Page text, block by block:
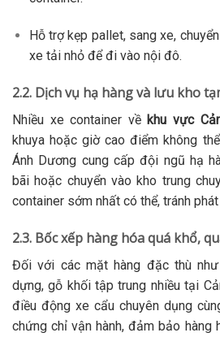
Hỗ trợ kẹp pallet, sang xe,
xe tải nhỏ để đi vào nội đô.
2.2. Dịch vụ hạ hàng và lưu kho
Nhiều xe container về khu vực
khuya hoặc giờ cao điểm không
Ánh Dương cung cấp đội ngũ hạ
bãi hoặc chuyển vào kho trung
container sớm nhất có thể, tránh
2.3. Bốc xếp hàng hóa quá khổ,
Đối với các mặt hàng đặc thù
dựng, gỗ khối tập trung nhiều tại
điều động xe cẩu chuyên dụng
chứng chỉ vận hành, đảm bảo hàng